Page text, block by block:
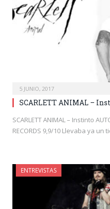
5 JUNIO, 2017
SCARLETT ANIMAL –
SCARLETT ANIMAL – Instinto
RECORDS 9,9/10 Llevaba ya
ENTREVISTAS